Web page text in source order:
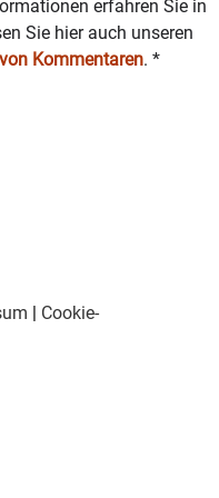
ebenfalls
mitmachen
bei
erfahren Sie in
Sie hier auch unseren
Kommentaren. *
| Cookie-